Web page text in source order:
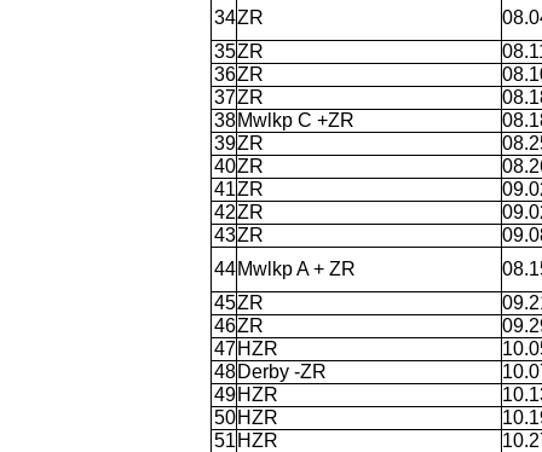
34ZR
35ZR
36ZR
37ZR
38Mwlkp C +ZR
39ZR
40ZR
41ZR
42ZR
43ZR
44Mwlkp A + ZR
45ZR
46ZR
47HZR
48Derby -ZR
49HZR
50HZR
51 HZR